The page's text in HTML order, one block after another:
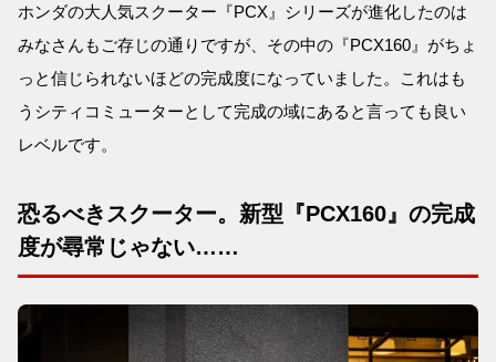
ホンダの大人気スクーター『PCX』シリーズが進化したのは
みなさんもご存じの通りですが、その中の『PCX160』がちょ
っと信じられないほどの完成度になっていました。これはも
うシティコミューターとして完成の域にあると言っても良い
レベルです。
恐るべきスクーター。新型『PCX160』の完成
度が尋常じゃない……